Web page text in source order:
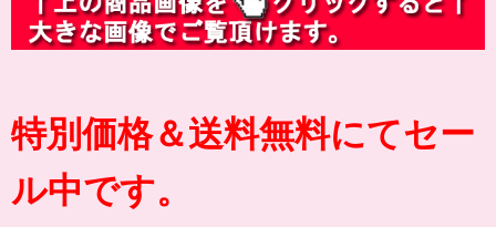
特別価格＆送料無料にてセー
ル中です。